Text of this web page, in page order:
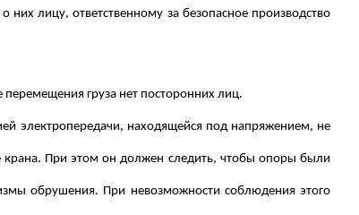
лицу, ответственному за безопасное производство
груза нет посторонних лиц.
электропередачи, находящейся под напряжением, не
крана. При этом он должен следить, чтобы опоры были
обрушения. При невозможности соблюдения этого